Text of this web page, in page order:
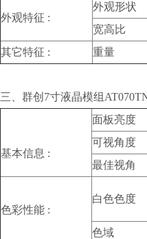
外观特征 :
外观形状
宽高比
其它特征 :
重量
三、群创7寸液晶模组
基本信息 :
面板亮度
可视角度
最佳视角
色彩性能 :
白色色度
色域